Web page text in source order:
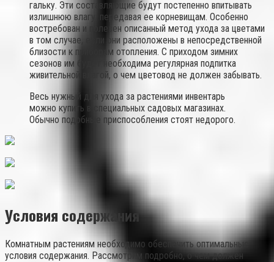
гальку. Эти составляющие будут постепенно впитывать
излишнюю влагу, передавая ее корневищам. Особенно
востребован и полезен описанный метод ухода за цветами
в том случае, если они расположены в непосредственной
близости к приборам отопления. С приходом зимних
сезонов им будет необходима регулярная подпитка
живительной влагой, о чем цветовод не должен забывать.
Весь нужный для ухода за растениями инвентарь
можно купить в специальных садовых магазинах.
Обычно подобные приспособления стоят недорого.
Условия содержания
Комнатным растениям необходимо обеспечить оптимальные
условия содержания. Рассмотрим подробно, о чем должен